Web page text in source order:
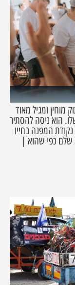
שיתוק מוחין ומגיל מאוד
הוא ניסה להסתיר
המפנה בחייו
שלם כפי שהוא |